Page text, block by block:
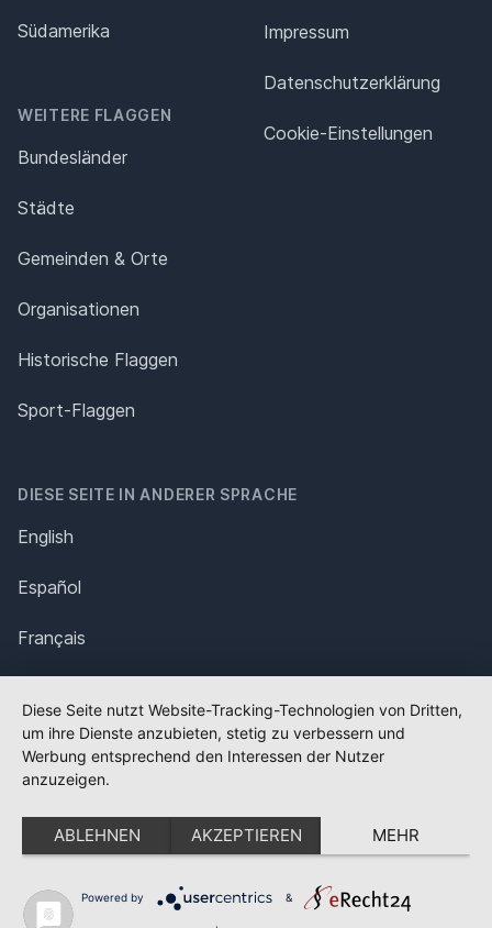
Südamerika
WEITERE FLAGGEN
Bundesländer
Städte
Gemeinden & Orte
Organisationen
Historische Flaggen
Sport-Flaggen
Impressum
Datenschutz­erklärung
Cookie-Einstellungen
DIESE SEITE IN ANDERER SPRACHE
English
Español
Français
Polska
Português
Nederlands
Svenska
Diese Seite nutzt Website-Tracking-Technologien von Dritten,
um ihre Dienste anzubieten, stetig zu verbessern und
Werbung entsprechend den Interessen der Nutzer
anzuzeigen.
ABLEHNEN AKZEPTIEREN MEHR
Powered by &